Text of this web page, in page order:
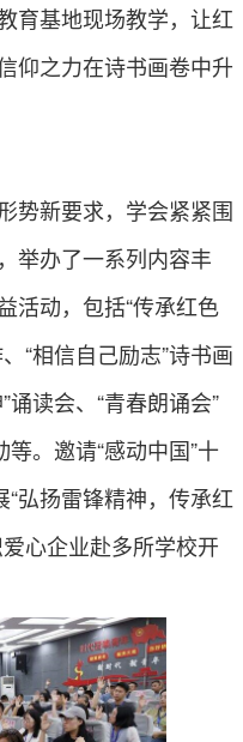
育基地现场教学，让红
仰之力在诗书画卷中升
势新要求，学会紧紧围
举办了一系列内容丰
活动，包括“传承红色
“相信自己励志”诗书画
读会、“青春朗诵会”
。邀请“感动中国”十
“弘扬雷锋精神，传承红
心企业赴多所学校开